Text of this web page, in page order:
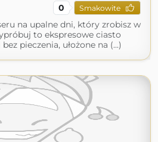
0 Smakowite
na upalne dni, który zrobisz w
to ekspresowe ciasto
pieczenia, ułożone na (...)